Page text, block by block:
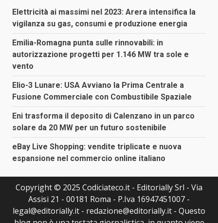
Elettricità ai massimi nel 2023: Arera intensifica la
vigilanza su gas, consumi e produzione energia
Emilia-Romagna punta sulle rinnovabili: in
autorizzazione progetti per 1.146 MW tra sole e
vento
Elio-3 Lunare: USA Avviano la Prima Centrale a
Fusione Commerciale con Combustibile Spaziale
Eni trasforma il deposito di Calenzano in un parco
solare da 20 MW per un futuro sostenibile
eBay Live Shopping: vendite triplicate e nuova
espansione nel commercio online italiano
Copyright © 2025 Codiciateco.it - Editorially Srl - Via
Assisi 21 - 00181 Roma - P.Iva 16947451007 -
legal@editorially.it - redazione@editorially.it - Questo